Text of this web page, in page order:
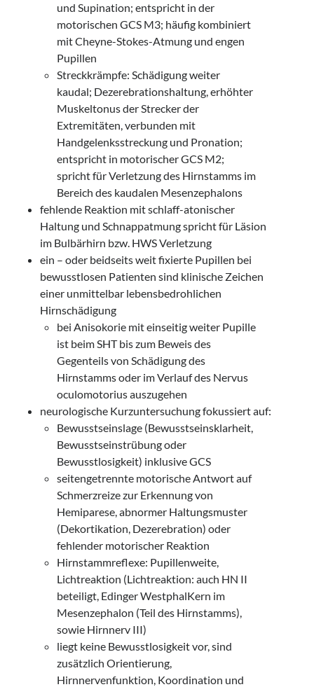
und Supination; entspricht in der
motorischen GCS M3; häufig kombiniert
mit Cheyne-Stokes-Atmung und engen
Pupillen
Streckkrämpfe: Schädigung weiter
kaudal; Dezerebrationshaltung, erhöhter
Muskeltonus der Strecker der
Extremitäten, verbunden mit
Handgelenksstreckung und Pronation;
entspricht in motorischer GCS M2;
spricht für Verletzung des Hirnstamms im
Bereich des kaudalen Mesenzephalons
fehlende Reaktion mit schlaff-atonischer
Haltung und Schnappatmung spricht für Läsion
im Bulbärhirn bzw. HWS Verletzung
ein – oder beidseits weit fixierte Pupillen bei
bewusstlosen Patienten sind klinische Zeichen
einer unmittelbar lebensbedrohlichen
Hirnschädigung
bei Anisokorie mit einseitig weiter Pupille
ist beim SHT bis zum Beweis des
Gegenteils von Schädigung des
Hirnstamms oder im Verlauf des Nervus
oculomotorius auszugehen
neurologische Kurzuntersuchung fokussiert auf:
Bewusstseinslage (Bewusstseinsklarheit,
Bewusstseinstrübung oder
Bewusstlosigkeit) inklusive GCS
seitengetrennte motorische Antwort auf
Schmerzreize zur Erkennung von
Hemiparese, abnormer Haltungsmuster
(Dekortikation, Dezerebration) oder
fehlender motorischer Reaktion
Hirnstammreflexe: Pupillenweite,
Lichtreaktion (Lichtreaktion: auch HN II
beteiligt, Edinger WestphalKern im
Mesenzephalon (Teil des Hirnstamms),
sowie Hirnnerv III)
liegt keine Bewusstlosigkeit vor, sind
zusätzlich Orientierung,
Hirnnervenfunktion, Koordination und